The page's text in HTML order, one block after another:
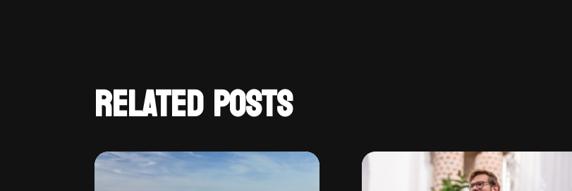
RELATED POSTS